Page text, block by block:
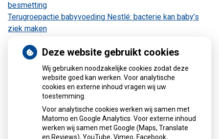
besmetting
Terugroepactie babyvoeding Nestlé: bacterie kan baby’s
ziek maken
U heeft geen toestemming gegeven voor
Deze website gebruikt cookies
Wij gebruiken noodzakelijke cookies zodat deze
website goed kan werken. Voor analytische
cookies en externe inhoud vragen wij uw
toestemming.
Voor analytische cookies werken wij samen met
Matomo en Google Analytics. Voor externe inhoud
werken wij samen met Google (Maps, Translate
en Reviews), YouTube, Vimeo, Facebook,